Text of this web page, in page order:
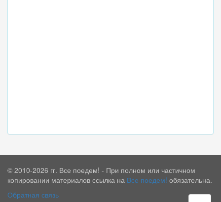
© 2010-2026 гг. Все поедем! - При полном или частичном
копировании материалов ссылка на Все поедем! обязательна.
Обратная связь